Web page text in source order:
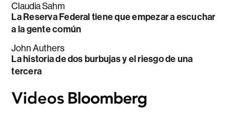
Claudia Sahm
La Reserva Federal tiene que empezar a escuchar
a la gente común
John Authers
La historia de dos burbujas y el riesgo de una
tercera